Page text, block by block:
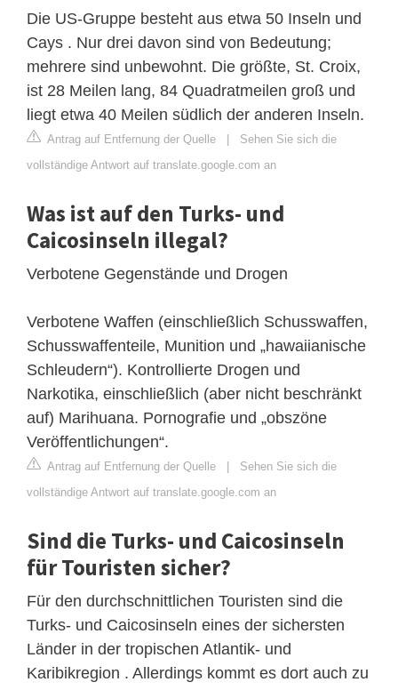
Die US-Gruppe besteht aus etwa 50 Inseln und
Cays . Nur drei davon sind von Bedeutung;
mehrere sind unbewohnt. Die größte, St. Croix,
ist 28 Meilen lang, 84 Quadratmeilen groß und
liegt etwa 40 Meilen südlich der anderen Inseln.
Antrag auf Entfernung der Quelle | Sehen Sie sich die
vollständige Antwort auf translate.google.com an
Was ist auf den Turks- und
Caicosinseln illegal?
Verbotene Gegenstände und Drogen
Verbotene Waffen (einschließlich Schusswaffen,
Schusswaffenteile, Munition und „hawaiianische
Schleudern“). Kontrollierte Drogen und
Narkotika, einschließlich (aber nicht beschränkt
auf) Marihuana. Pornografie und „obszöne
Veröffentlichungen“.
Antrag auf Entfernung der Quelle | Sehen Sie sich die
vollständige Antwort auf translate.google.com an
Sind die Turks- und Caicosinseln
für Touristen sicher?
Für den durchschnittlichen Touristen sind die
Turks- und Caicosinseln eines der sichersten
Länder in der tropischen Atlantik- und
Karibikregion . Allerdings kommt es dort auch zu